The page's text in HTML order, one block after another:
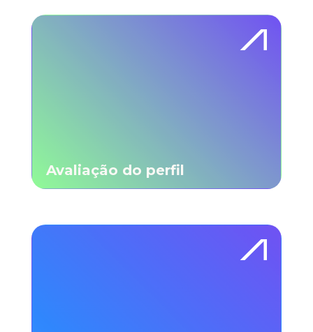
Avaliação do perfil